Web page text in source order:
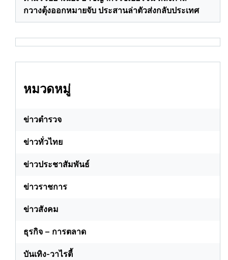
กวางตุ้งออกหมายจับ ประสานล่าตัวส่งกลับประเทศ
หมวดหมู่
ข่าวตำรวจ
ข่าวทั่วไทย
ข่าวประชาสัมพันธ์
ข่าวราชการ
ข่าวสังคม
ธุรกิจ – การตลาด
บันเทิง-วาไรตี้